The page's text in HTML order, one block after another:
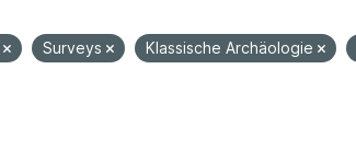
Surveys Klassische Archäologie